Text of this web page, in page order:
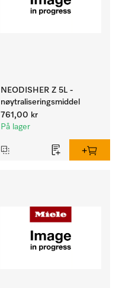
NEODISHER Z 5L -
nøytraliseringsmiddel
761,00 kr
På lager